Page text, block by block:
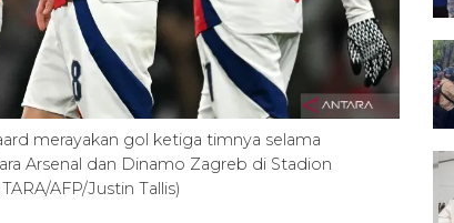
merayakan gol ketiga timnya selama
Arsenal dan Dinamo Zagreb di Stadion
AFP/Justin Tallis)